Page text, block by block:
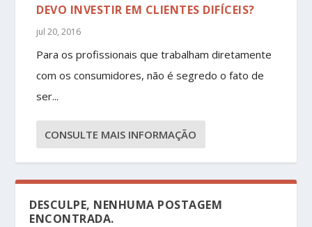
DEVO INVESTIR EM CLIENTES DIFÍCEIS?
jul 20, 2016
Para os profissionais que trabalham diretamente
com os consumidores, não é segredo o fato de
ser...
CONSULTE MAIS INFORMAÇÃO
DESCULPE, NENHUMA POSTAGEM
ENCONTRADA.